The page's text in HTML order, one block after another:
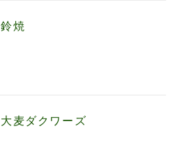
鈴焼
大麦ダクワーズ